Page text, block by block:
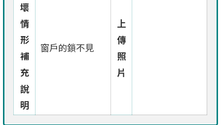
壞
情
形
補
充
說
明
窗戶的鎖不見
上
傳
照
片